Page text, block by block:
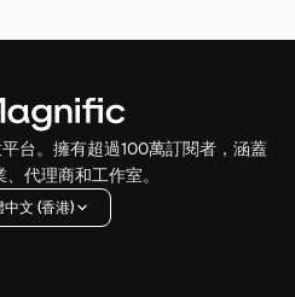
台。擁有超過100萬訂閱者，涵蓋
代理商和工作室。
中文 (香港)